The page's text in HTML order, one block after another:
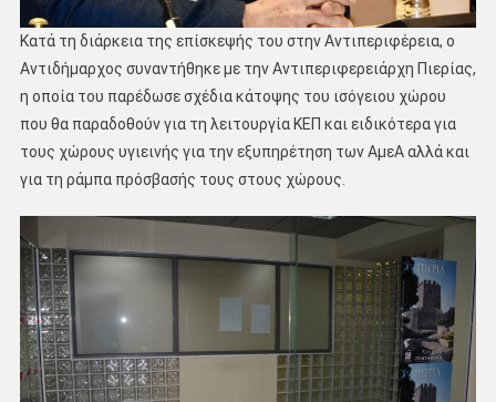
Κατά τη διάρκεια της επίσκεψής του στην Αντιπεριφέρεια, ο
Αντιδήμαρχος συναντήθηκε με την Αντιπεριφερειάρχη Πιερίας,
η οποία του παρέδωσε σχέδια κάτοψης του ισόγειου χώρου
που θα παραδοθούν για τη λειτουργία ΚΕΠ και ειδικότερα για
τους χώρους υγιεινής για την εξυπηρέτηση των ΑμεΑ αλλά και
για τη ράμπα πρόσβασής τους στους χώρους.